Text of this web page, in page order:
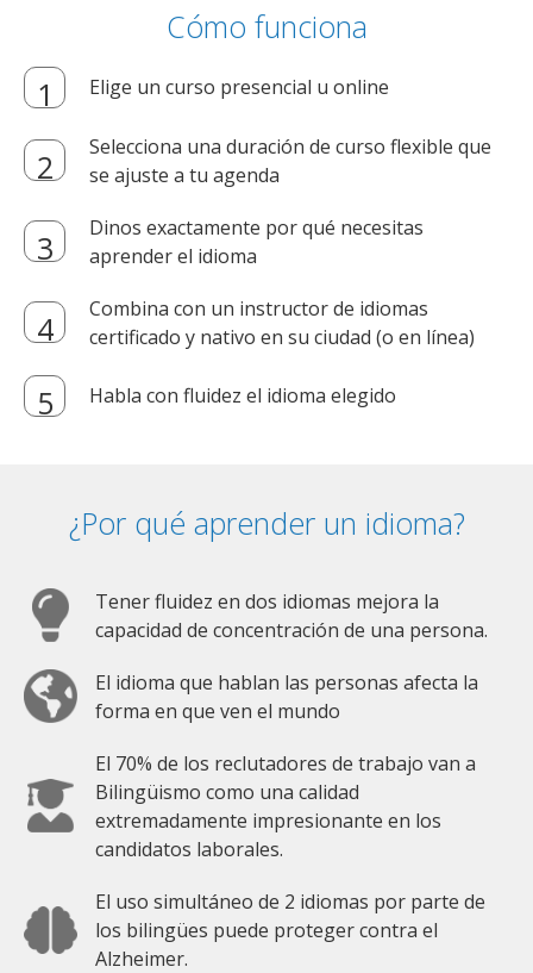
Cómo funciona
Elige un curso presencial u online
Selecciona una duración de curso flexible que
se ajuste a tu agenda
Dinos exactamente por qué necesitas
aprender el idioma
Combina con un instructor de idiomas
certificado y nativo en su ciudad (o en línea)
Habla con fluidez el idioma elegido
¿Por qué aprender un idioma?
Tener fluidez en dos idiomas mejora la
capacidad de concentración de una persona.
El idioma que hablan las personas afecta la
forma en que ven el mundo
El 70% de los reclutadores de trabajo van a
Bilingüismo como una calidad
extremadamente impresionante en los
candidatos laborales.
El uso simultáneo de 2 idiomas por parte de
los bilingües puede proteger contra el
Alzheimer.